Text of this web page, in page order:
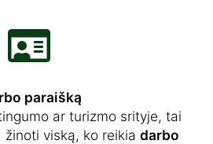
paraišką
ar turizmo srityje, tai
viską, ko reikia darbo